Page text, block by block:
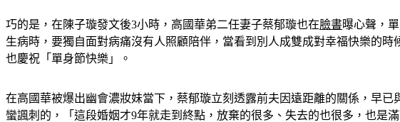
巧的是，在陳子璇發文後3小時，高國華弟二任妻子蔡郁璇也在臉書曝心聲，
生病時，要獨自面對病痛沒有人照顧陪伴，當看到別人成雙成對幸福快樂的
也慶祝「單身節快樂」。
在高國華被爆出幽會濃妝妹當下，蔡郁璇立刻透露前夫因遠距離的關係，早
蠻諷刺的，「這段婚姻才9年就走到終點，放棄的很多、失去的也很多，也是滿